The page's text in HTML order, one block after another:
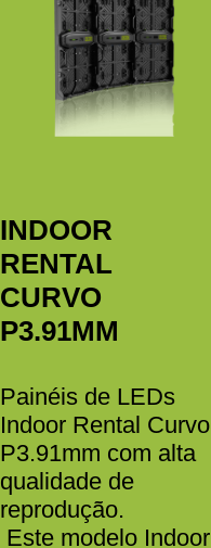
INDOOR
RENTAL
CURVO
P3.91MM
Painéis de LEDs
Indoor Rental Curvo
P3.91mm com alta
qualidade de
reprodução.
Este modelo Indoor